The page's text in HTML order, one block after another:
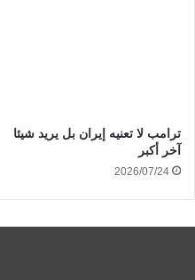
ترامب لا تعنيه إيران بل يريد شيئا
آخر أكبر
2026/07/24